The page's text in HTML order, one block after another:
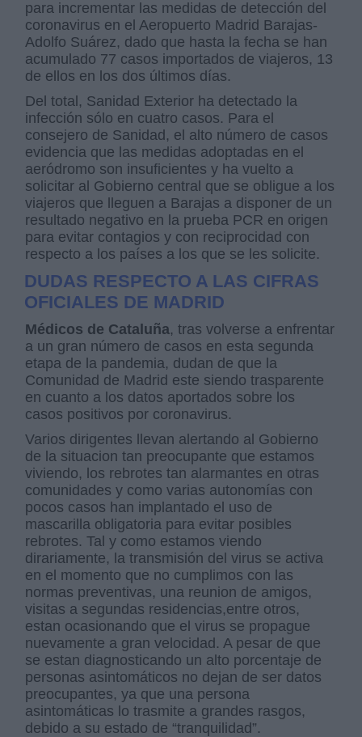
para incrementar las medidas de detección del
coronavirus en el Aeropuerto Madrid Barajas-
Adolfo Suárez, dado que hasta la fecha se han
acumulado 77 casos importados de viajeros, 13
de ellos en los dos últimos días.
Del total, Sanidad Exterior ha detectado la
infección sólo en cuatro casos. Para el
consejero de Sanidad, el alto número de casos
evidencia que las medidas adoptadas en el
aeródromo son insuficientes y ha vuelto a
solicitar al Gobierno central que se obligue a los
viajeros que lleguen a Barajas a disponer de un
resultado negativo en la prueba PCR en origen
para evitar contagios y con reciprocidad con
respecto a los países a los que se les solicite.
DUDAS RESPECTO A LAS CIFRAS
OFICIALES DE MADRID
Médicos de Cataluña, tras volverse a enfrentar
a un gran número de casos en esta segunda
etapa de la pandemia, dudan de que la
Comunidad de Madrid este siendo trasparente
en cuanto a los datos aportados sobre los
casos positivos por coronavirus.
Varios dirigentes llevan alertando al Gobierno
de la situacion tan preocupante que estamos
viviendo, los rebrotes tan alarmantes en otras
comunidades y como varias autonomías con
pocos casos han implantado el uso de
mascarilla obligatoria para evitar posibles
rebrotes. Tal y como estamos viendo
dirariamente, la transmisión del virus se activa
en el momento que no cumplimos con las
normas preventivas, una reunion de amigos,
visitas a segundas residencias,entre otros,
estan ocasionando que el virus se propague
nuevamente a gran velocidad. A pesar de que
se estan diagnosticando un alto porcentaje de
personas asintomáticos no dejan de ser datos
preocupantes, ya que una persona
asintomáticas lo trasmite a grandes rasgos,
debido a su estado de “tranquilidad”.